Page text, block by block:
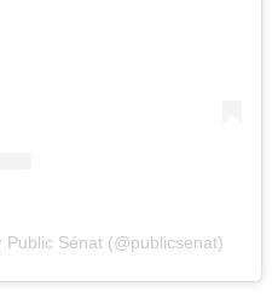
Sénat (@publicsenat)